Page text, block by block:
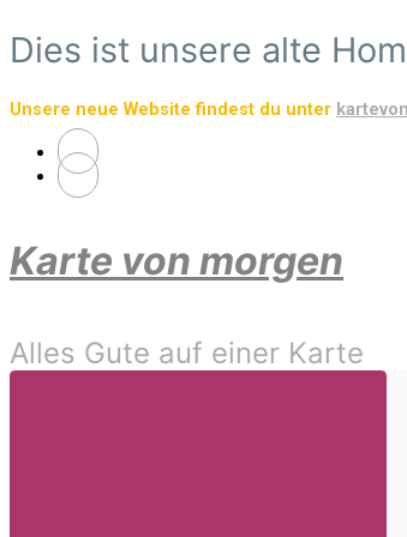
Zum
Hauptinhalt
Dies ist unsere alte
Unsere neue Website findest du unter
Karte von morgen
Alles Gute auf einer Karte